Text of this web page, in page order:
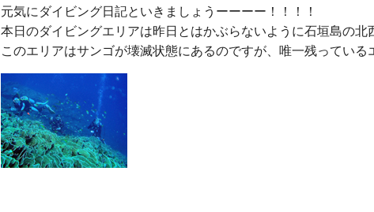
元気にダイビング日記といきましょうーーーー！！！！
本日のダイビングエリアは昨日とはかぶらないように石垣島の北